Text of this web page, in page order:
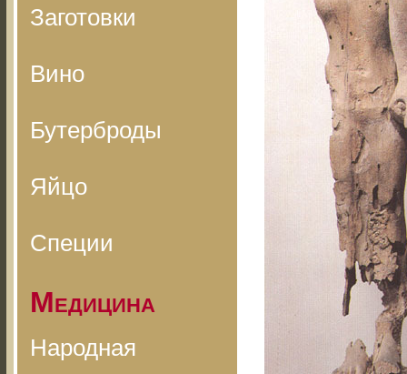
Заготовки
Вино
Бутерброды
Яйцо
Специи
Медицина
Народная